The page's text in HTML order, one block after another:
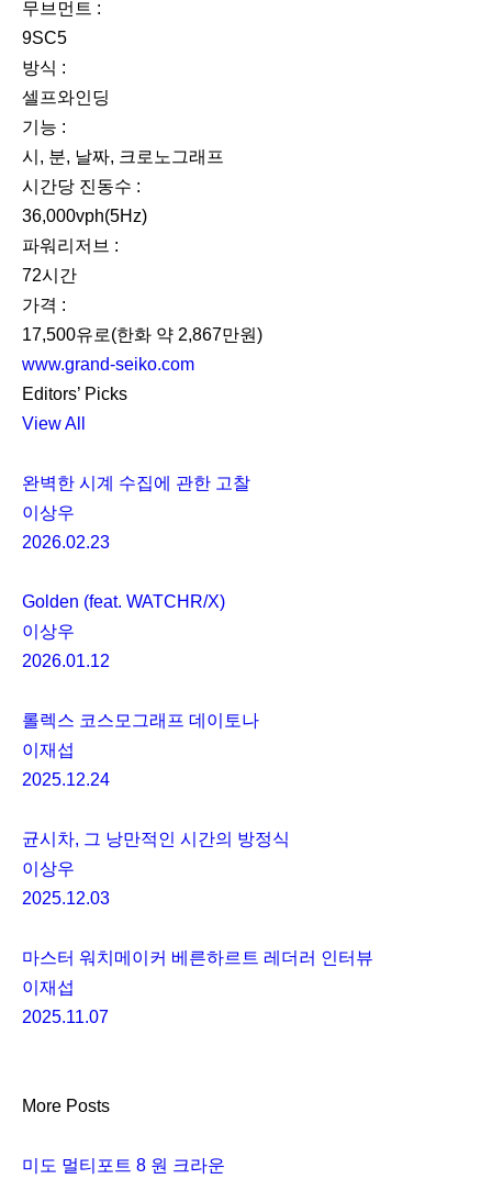
무브먼트 :
9SC5
방식 :
셀프와인딩
기능 :
시, 분, 날짜, 크로노그래프
시간당 진동수 :
36,000vph(5Hz)
파워리저브 :
72시간
가격 :
17,500유로(한화 약 2,867만원)
www.grand-seiko.com
Editors’ Picks
View All
완벽한 시계 수집에 관한 고찰
이상우
2026.02.23
Golden (feat. WATCHR/X)
이상우
2026.01.12
롤렉스 코스모그래프 데이토나
이재섭
2025.12.24
균시차, 그 낭만적인 시간의 방정식
이상우
2025.12.03
마스터 워치메이커 베른하르트 레더러 인터뷰
이재섭
2025.11.07
More Posts
미도 멀티포트 8 원 크라운